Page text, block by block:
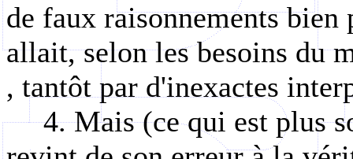
de faux raisonnements
allait, selon les besoins du
, tantôt par d'inexactes
4. Mais (ce qui est plus